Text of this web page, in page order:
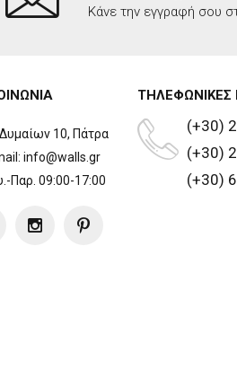
Κάνε την εγγραφή σου
10, Πάτρα
info@walls.gr
Παρ. 09:00-17:00
ΤΗΛΕΦΩΝΙΚΕΣ
(+30)
(+30)
(+30)